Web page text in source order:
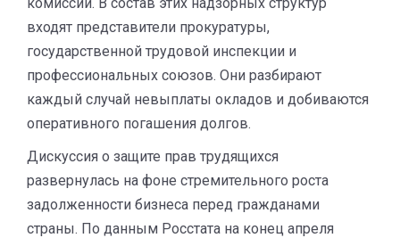
входят представители прокуратуры,
государственной трудовой инспекции и
профессиональных союзов. Они разбирают
каждый случай невыплаты окладов и добиваются
оперативного погашения долгов.
Дискуссия о защите прав трудящихся
развернулась на фоне стремительного роста
задолженности бизнеса перед гражданами
страны. По данным Росстата на конец апреля